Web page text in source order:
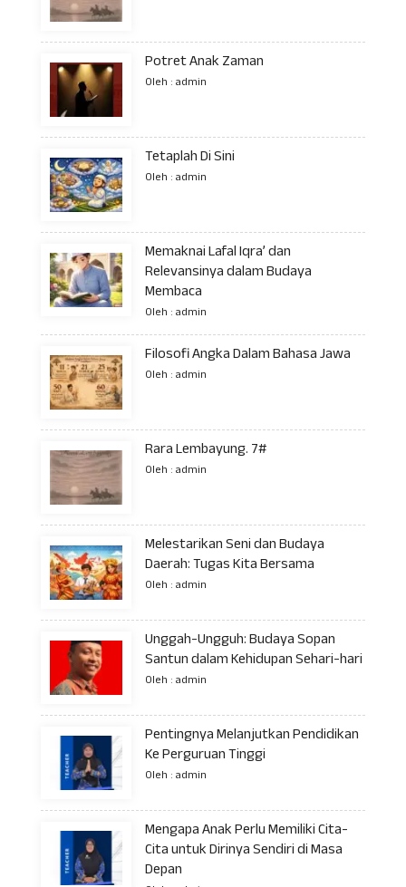
Potret Anak Zaman
Oleh : admin
Tetaplah Di Sini
Oleh : admin
Memaknai Lafal Iqra’ dan
Relevansinya dalam Budaya
Membaca
Oleh : admin
Filosofi Angka Dalam Bahasa Jawa
Oleh : admin
Rara Lembayung. 7#
Oleh : admin
Melestarikan Seni dan Budaya
Daerah: Tugas Kita Bersama
Oleh : admin
Unggah-Ungguh: Budaya Sopan
Santun dalam Kehidupan Sehari-hari
Oleh : admin
Pentingnya Melanjutkan Pendidikan
Ke Perguruan Tinggi
Oleh : admin
Mengapa Anak Perlu Memiliki Cita-
Cita untuk Dirinya Sendiri di Masa
Depan